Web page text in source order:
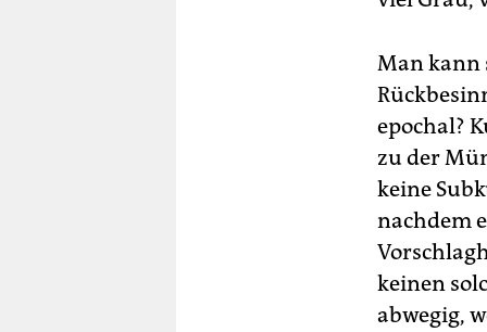
Man kann
epochal?
zu der
keine
nachdem
keinen
abwegig,